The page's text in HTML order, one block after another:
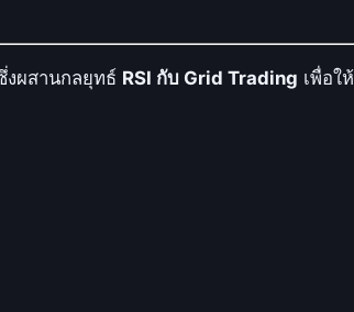
งผสานกลยุทธ์ RSI กับ Grid Trading เพื่อให้